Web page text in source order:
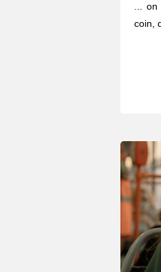
...
coin,